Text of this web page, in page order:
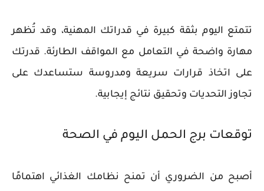
تتمتع اليوم بثقة كبيرة في قدراتك المهنية، وقد تُظهر
مهارة واضحة في التعامل مع المواقف الطارئة. قدرتك
على اتخاذ قرارات سريعة ومدروسة ستساعدك على
تجاوز التحديات وتحقيق نتائج إيجابية.
توقعات برج الحمل اليوم في الصحة
أصبح من الضروري أن تمنح نظامك الغذائي اهتمامًا